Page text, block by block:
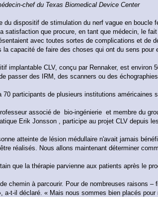
chef du Texas Biomedical Device Center
dispositif de stimulation du nerf vague en boucle
satisfaction que procure, en tant que médecin, le
avec toutes sortes de complications et de
capacité de faire des choses qui ont du sens
implantable CLV, conçu par Rennaker, est environ
passer des IRM, des scanners ou des échographies.
70 participants de plusieurs institutions américaines
associé de bio-ingénierie et membre du
Erik Jonsson , participe au projet CLV depuis
atteinte de lésion médullaire n'avait jamais
réalisés. Nous allons maintenant déterminer
que la thérapie parvienne aux patients après le
chemin à parcourir. Pour de nombreuses raisons
a-t-il déclaré. « Mais nous sommes bien placés pour